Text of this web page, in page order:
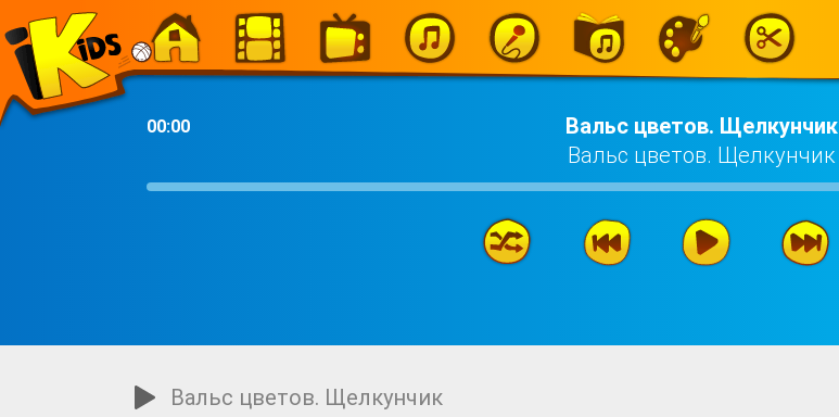
00:00
Вальс цветов. Щелкунчик
Вальс цветов. Щелкунчик
Вальс цветов. Щелкунчик